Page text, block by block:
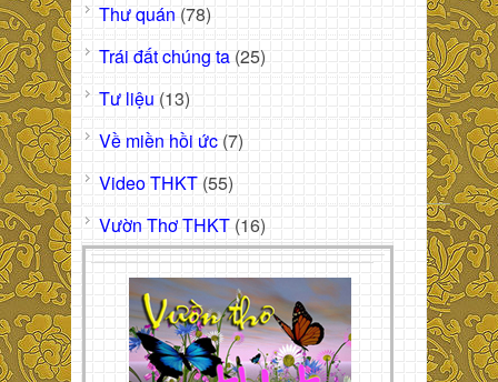
Thư quán (78)
Trái đất chúng ta (25)
Tư liệu (13)
Về miền hồi ức (7)
Video THKT (55)
Vườn Thơ THKT (16)